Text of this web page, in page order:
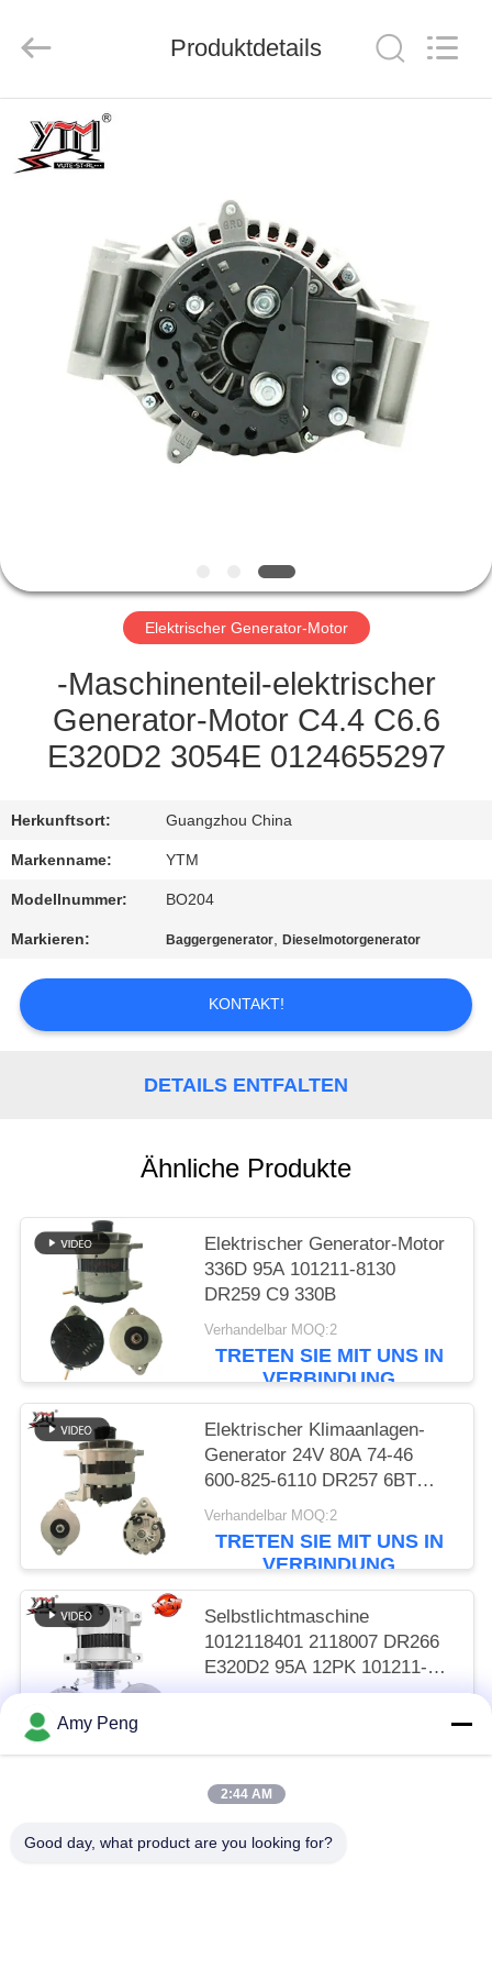
HAUS
PRODUKTE
VIDEOS
SHOW
AUSFLUG
QUALITÄTSKONTROLLE
TRETEN
SIE
UNS
IN
VERBINDUNG
SIE EIN
ZITAT
DATENSCHUTZRICHTLINIE
Ltd..
Produktdetails
Elektrischer Generator-Motor
-Maschinenteil-elektrischer
Generator-Motor C4.4 C6.6
E320D2 3054E 0124655297
Herkunftsort: Guangzhou China
Markenname: YTM
Modellnummer: BO204
Markieren: Baggergenerator,Dieselmotorgenerator
KONTAKT!
DETAILS ENTFALTEN
Ähnliche Produkte
Elektrischer Generator-Motor
336D 95A 101211-8130
DR259 C9 330B
Verhandelbar MOQ:2
TRETEN SIE MIT UNS IN
VERBINDUNG
Elektrischer Klimaanlagen-
Generator 24V 80A 74-46
600-825-6110 DR257 6BT
R220-5 R305
Verhandelbar MOQ:2
TRETEN SIE MIT UNS IN
VERBINDUNG
Selbstlichtmaschine
1012118401 2118007 DR266
E320D2 95A 12PK 101211-
8400
VERBINDUNG
Amy Peng
2:44 AM
Good day, what product are you looking for?